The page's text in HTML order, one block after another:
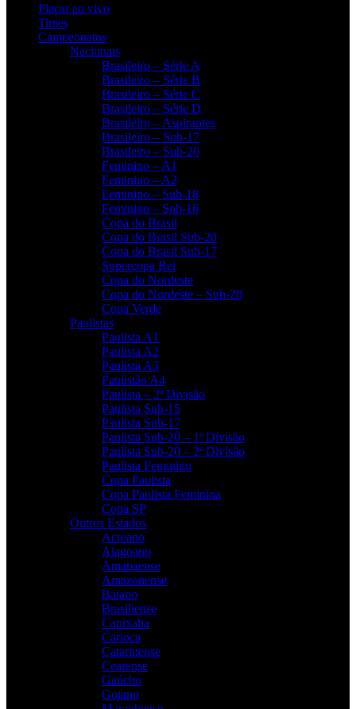
Placar ao vivo
Times
Campeonatos
Nacionais
Brasileiro – Série A
Brasileiro – Série B
Brasileiro – Série C
Brasileiro – Série D
Brasileiro – Aspirantes
Brasileiro – Sub-17
Brasileiro – Sub-20
Feminino – A1
Feminino – A2
Feminino – Sub-18
Feminino – Sub-16
Copa do Brasil
Copa do Brasil Sub-20
Copa do Brasil Sub-17
Supercopa Rei
Copa do Nordeste
Copa do Nordeste – Sub-20
Copa Verde
Paulistas
Paulista A1
Paulista A2
Paulista A3
Paulistão A4
Paulista – 2ª Divisão
Paulista Sub-15
Paulista Sub-17
Paulista Sub-20 – 1ª Divisão
Paulista Sub-20 – 2ª Divisão
Paulista Feminino
Copa Paulista
Copa Paulista Feminina
Copa SP
Outros Estados
Acreano
Alagoano
Amapaense
Amazonense
Baiano
Brasiliense
Capixaba
Carioca
Catarinense
Cearense
Gaúcho
Goiano